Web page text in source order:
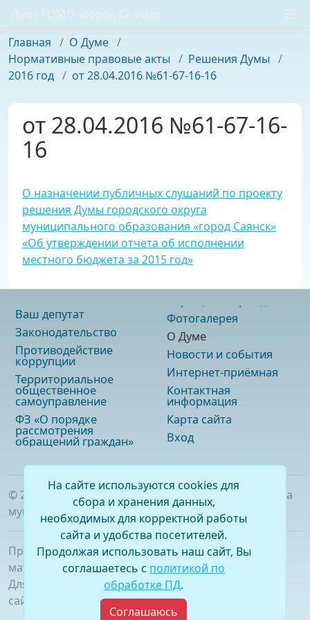
Дума ГОМО «город Саянск»
Главная / О Думе /
Нормативные правовые акты / Решения Думы /
2016 год / от 28.04.2016 №61-67-16-16
от 28.04.2016 №61-67-16-
16
О назначении публичных слушаний по проекту
решения Думы городского округа
муниципального образования «город Саянск»
«Об утверждении отчета об исполнении
местного бюджета за 2015 год»
Ваш депутат
Законодательство
Противодействие
коррупции
Территориальное
общественное
самоуправление
ФЗ «О порядке
рассмотрения
обращений граждан»
Фотогалерея
О Думе
Новости и события
Интернет-приёмная
Контактная
информация
Карта сайта
Вход
© 2026
. Официальный сайт Думы городского округа
муниципального образования «город Саянск»
При полном или частичном использовании
материалов ссылка на сайт обязательна.
Для сетевых изданий обязательна гиперссылка на
сайт –
www.dumasayansk.ru
На сайте используются cookies для
сбора и хранения данных,
необходимых для корректной работы
сайта и удобства посетителей.
Продолжая использовать наш сайт, Вы
соглашаетесь с политикой по
обработке ПД.
Соглашаюсь